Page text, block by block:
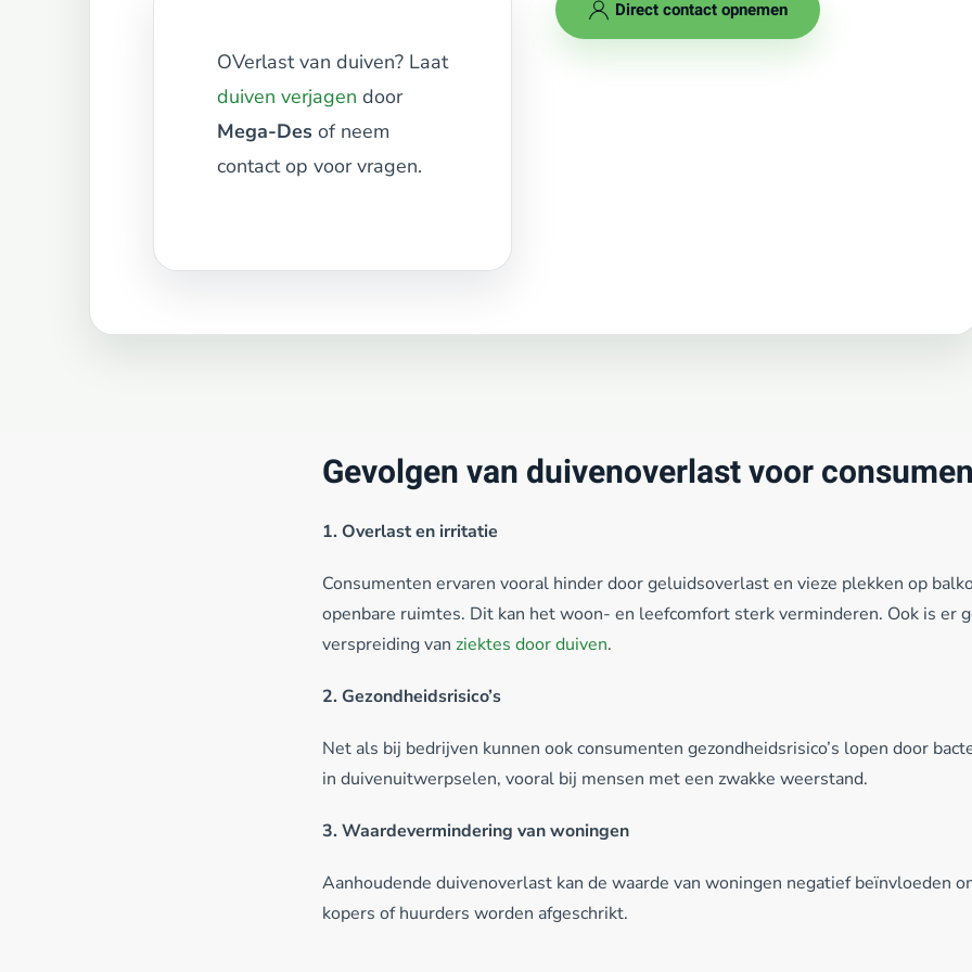
OVerlast van duiven? Laat
duiven verjagen door
Mega-Des of neem
contact op voor vragen.
Direct contact opnemen
Gevolgen van duivenoverlast voor
1. Overlast en irritatie
Consumenten ervaren vooral hinder door geluidsoverlast en vieze plekken op
openbare ruimtes. Dit kan het woon- en leefcomfort sterk verminderen. Ook is er
verspreiding van ziektes door duiven.
2. Gezondheidsrisico’s
Net als bij bedrijven kunnen ook consumenten gezondheidsrisico’s lopen door
in duivenuitwerpselen, vooral bij mensen met een zwakke weerstand.
3. Waardevermindering van woningen
Aanhoudende duivenoverlast kan de waarde van woningen negatief beïnvloeden
kopers of huurders worden afgeschrikt.